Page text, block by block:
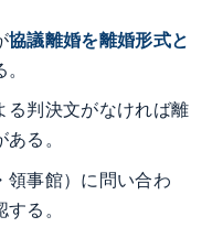
協議離婚を離婚形式と
る判決文がなければ離
る。
領事館）に問い合わ
る。